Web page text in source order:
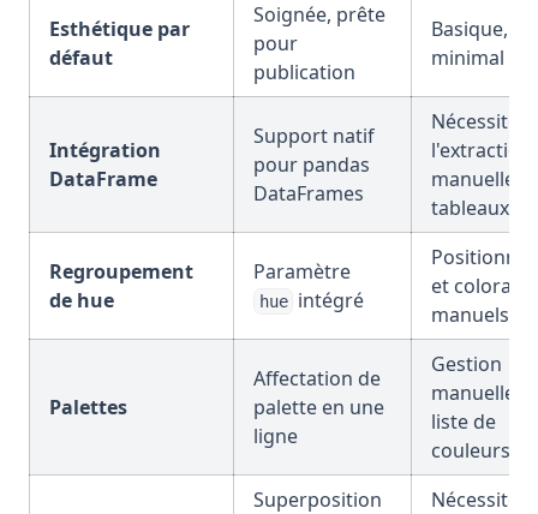
Esthétique par
défaut
Soignée, prête
pour
publication
Basique,
minimal
Intégration
DataFrame
Support natif
pour pandas
DataFrames
Nécessite
l'extraction
manuelle
tableaux
Regroupement
de hue
Paramètre
hue intégré
et
manuels
Palettes
Affectation de
palette en une
ligne
Gestion
manuelle
liste de
couleurs
Superposition
Nécessite